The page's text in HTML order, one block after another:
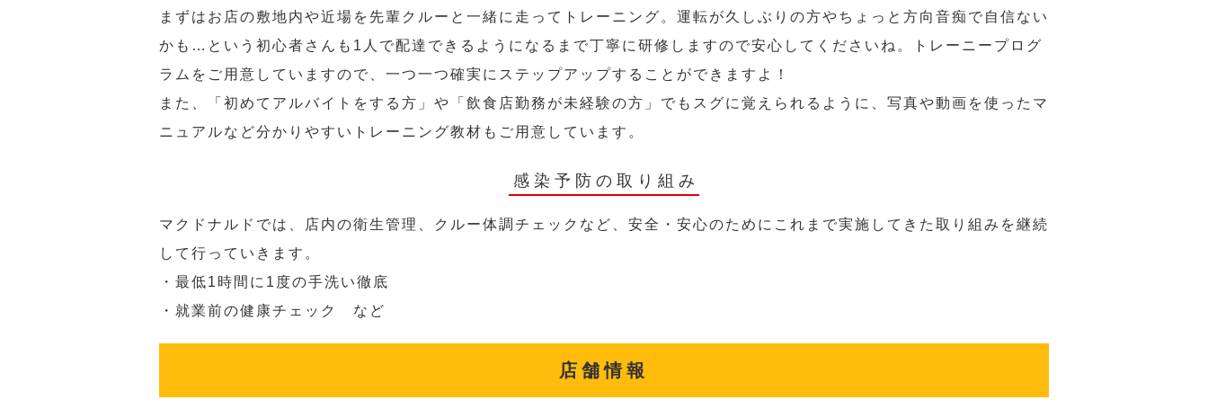
まずはお店の敷地内や近場を先輩クルーと一緒に走ってトレーニング。運転が久しぶりの方やちょっと方向音痴で自信ない
かも…という初心者さんも1人で配達できるようになるまで丁寧に研修しますので安心してくださいね。トレーニープログ
ラムをご用意していますので、一つ一つ確実にステップアップすることができますよ！
また、「初めてアルバイトをする方」や「飲食店勤務が未経験の方」でもスグに覚えられるように、写真や動画を使ったマ
ニュアルなど分かりやすいトレーニング教材もご用意しています。
感染予防の取り組み
マクドナルドでは、店内の衛生管理、クルー体調チェックなど、安全・安心のためにこれまで実施してきた取り組みを継続
して行っていきます。
・最低1時間に1度の手洗い徹底
・就業前の健康チェック など
店舗情報